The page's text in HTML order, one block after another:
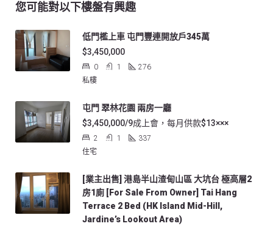
您可能對以下樓盤有興趣
低門檻上車 屯門豐連開放戶345萬
$3,450,000
0 1
276
私樓
屯門 翠林花園 兩房一廳
$3,450,000/9成上會，每月供款$13×××
2 1
337
住宅
[業主出售] 港島半山渣甸山區 大坑台 極高層2
房1廁 [For Sale From Owner] Tai Hang
Terrace 2 Bed (HK Island Mid-Hill,
Jardine’s Lookout Area)